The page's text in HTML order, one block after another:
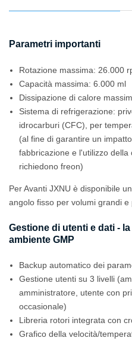
Parametri importanti
Rotazione massima: 26.000
Capacità massima: 6.000 ml
Dissipazione di calore
Sistema di refrigerazione:
idrocarburi (CFC), per
(al fine di garantire un
fabbricazione e l'utilizzo della
richiedono freon)
Per Avanti JXNU è disponibile
angolo fisso per volumi grandi e
Gestione di utenti e dati -
ambiente GMP
Backup automatico dei
Gestione utenti su 3 livelli
amministratore, utente con
occasionale)
Libreria rotori integrata con
Grafico della velocità/